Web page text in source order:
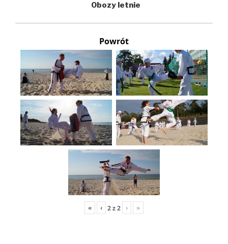
Obozy letnie
Powrót
« ‹ 2z2 › »